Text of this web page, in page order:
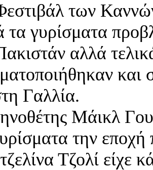
των
τα γυρίσματα
αλλά
και
Γαλλία.
Μάικλ
την εποχή
Τζολί είχε